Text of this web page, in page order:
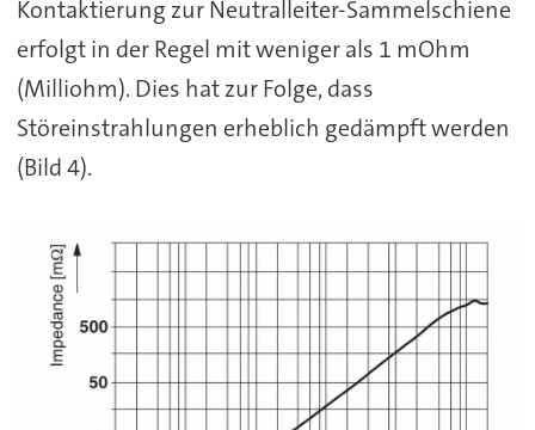
Kontaktierung zur Neutralleiter-Sammelschiene
erfolgt in der Regel mit weniger als 1 mOhm
(Milliohm). Dies hat zur Folge, dass
Störeinstrahlungen erheblich gedämpft werden
(Bild 4).